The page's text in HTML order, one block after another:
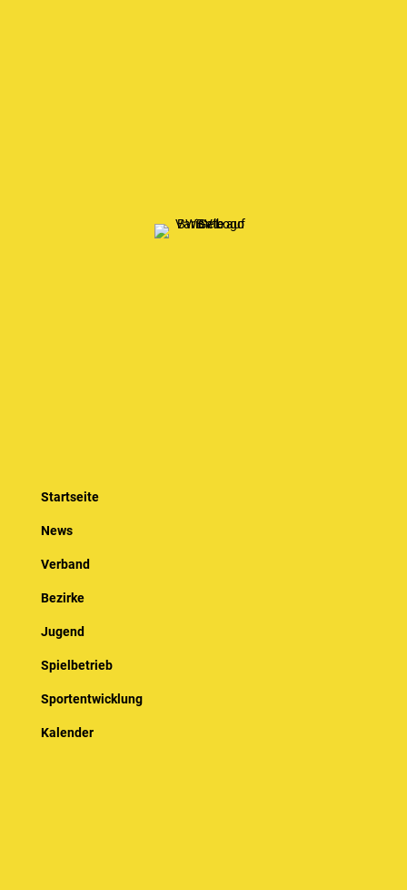
Startseite
News
Verband
Bezirke
Jugend
Spielbetrieb
Sportentwicklung
Kalender